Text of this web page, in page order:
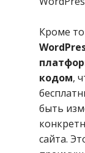
Кроме
кодом,
быть
сайта.